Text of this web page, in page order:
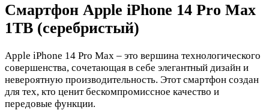
Смартфон Apple iPhone 14 Pro Max
1TB (серебристый)
Apple iPhone 14 Pro Max – это вершина технологического
совершенства, сочетающая в себе элегантный дизайн и
невероятную производительность. Этот смартфон создан
для тех, кто ценит бескомпромиссное качество и
передовые функции.